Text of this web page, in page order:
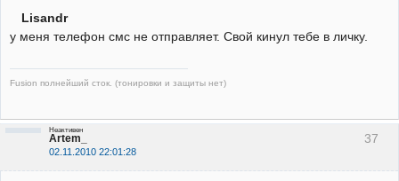
Lisandr
у меня телефон смс не отправляет. Свой кинул тебе в личку.
Fusion полнейший сток. (тонировки и защиты нет)
37
Artem_
02.11.2010 22:01:28
Неактивен